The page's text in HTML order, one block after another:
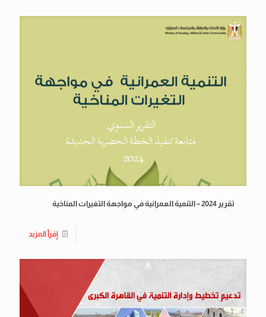
تقرير 2024 – التنمية العمرانية في مواجهة التغيرات المناخية
إقرأ المزيد